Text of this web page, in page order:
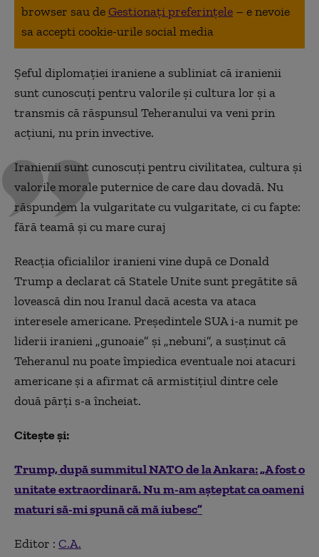
browser sau deGestionați preferințele – e nevoie
sa accepti cookie-urile social media
Șeful diplomației iraniene a subliniat că iranienii
sunt cunoscuți pentru valorile și cultura lor și a
transmis că răspunsul Teheranului va veni prin
acțiuni, nu prin invective.
Iranienii sunt cunoscuți pentru civilitatea, cultura și
valorile morale puternice de care dau dovadă. Nu
răspundem la vulgaritate cu vulgaritate, ci cu fapte:
fără teamă și cu mare curaj
Reacția oficialilor iranieni vine după ce Donald
Trump a declarat că Statele Unite sunt pregătite să
lovească din nou Iranul dacă acesta va ataca
interesele americane. Președintele SUA i-a numit pe
liderii iranieni „gunoaie” și „nebuni”, a susținut că
Teheranul nu poate împiedica eventuale noi atacuri
americane și a afirmat că armistițiul dintre cele
două părți s-a încheiat.
Citește și:
Trump, după summitul NATO de la Ankara: „A fost o
unitate extraordinară. Nu m-am așteptat ca oameni
maturi să-mi spună că mă iubesc”
Editor : C.A.